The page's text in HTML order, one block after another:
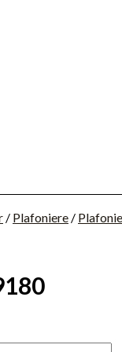
/ Plafoniere /